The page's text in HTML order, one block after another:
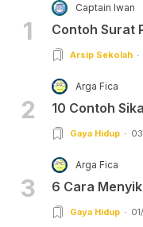
1
Captain Iwan
Contoh Surat
Arsip Sekolah
2
Arga Fica
10 Contoh
Gaya Hidup
3
Arga Fica
6 Cara
Gaya Hidup